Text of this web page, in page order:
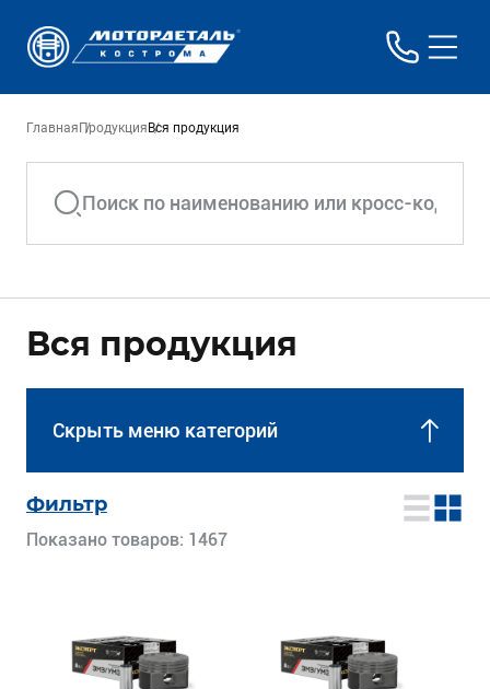
ГлавнаяПродукцияВся продукция
Вся продукция
Скрыть меню категорий
Фильтр
Показано товаров: 1467